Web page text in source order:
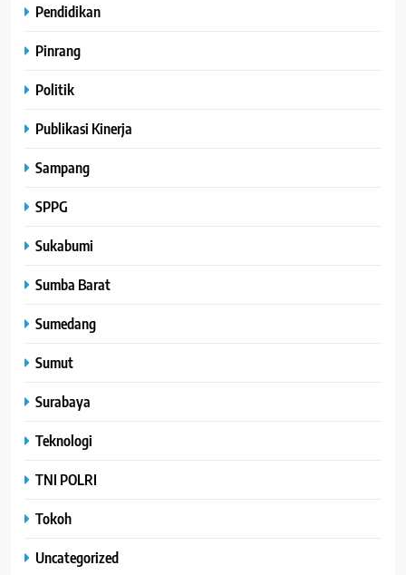
Pendidikan
Pinrang
Politik
Publikasi Kinerja
Sampang
SPPG
Sukabumi
Sumba Barat
Sumedang
Sumut
Surabaya
Teknologi
TNI POLRI
Tokoh
Uncategorized